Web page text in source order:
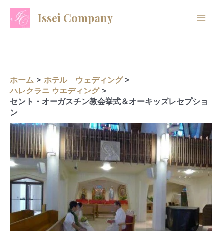
Issei Company
ホーム
ホテル ウェディング
ハレクラニ ウエディング
セント・オーガスチン教会挙式＆オーキッズレセプショ
ン
A
r
v
e
s
C
a
o
r
i
e
s